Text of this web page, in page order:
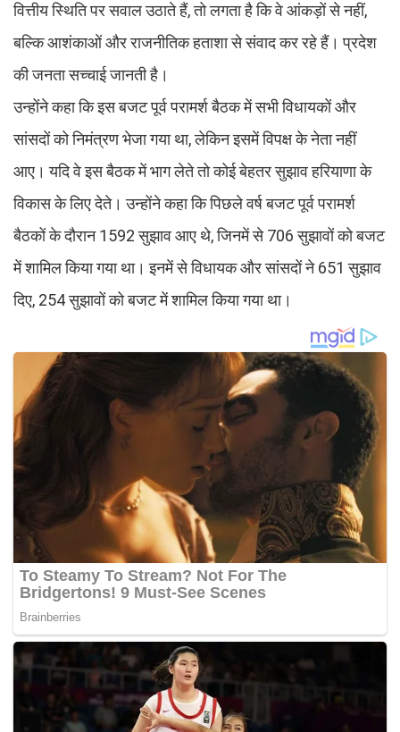
वित्तीय स्थिति पर सवाल उठाते हैं, तो लगता है कि वे आंकड़ों से नहीं,
बल्कि आशंकाओं और राजनीतिक हताशा से संवाद कर रहे हैं। प्रदेश
की जनता सच्चाई जानती है।
उन्होंने कहा कि इस बजट पूर्व परामर्श बैठक में सभी विधायकों और
सांसदों को निमंत्रण भेजा गया था, लेकिन इसमें विपक्ष के नेता नहीं
आए। यदि वे इस बैठक में भाग लेते तो कोई बेहतर सुझाव हरियाणा के
विकास के लिए देते। उन्होंने कहा कि पिछले वर्ष बजट पूर्व परामर्श
बैठकों के दौरान 1592 सुझाव आए थे, जिनमें से 706 सुझावों को बजट
में शामिल किया गया था। इनमें से विधायक और सांसदों ने 651 सुझाव
दिए, 254 सुझावों को बजट में शामिल किया गया था।